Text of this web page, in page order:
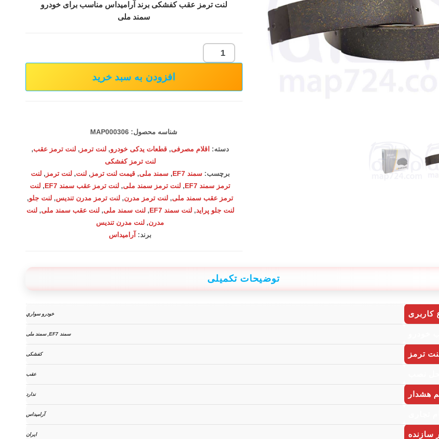
لنت ترمز عقب کفشکی برند آرامیداس مناسب برای خودرو
سمند ملی
افزودن به سبد خرید
شناسه محصول: MAP000306
دسته: اقلام مصرفی, قطعات یدکی خودرو, لنت ترمز , لنت ترمز عقب,
لنت ترمز کفشکی
برچسب:سمند EF7 ,سمند ملی,قیمت لنت ترمز ,لنت,لنت ترمز ,لنت
ترمز سمند EF7
, لنت ترمز سمند ملی, لنت ترمز عقب سمند EF7 , لنت
ترمز عقب سمند ملی, لنت ترمز مدرن, لنت ترمز مدرن تندیس, لنت جلو,
لنت جلو پراید,لنت سمند EF7 ,لنت سمند ملی,لنت عقب سمند ملی,لنت
مدرن, لنت مدرن تندیس
برند: آرامیداس
توضیحات تکمیلی
کاربری خودرو سواري
سمند EF7, سمند ملی
ترمز کفشکی
عقب
هشدار ندارد
آرامیداس
سازنده ایران